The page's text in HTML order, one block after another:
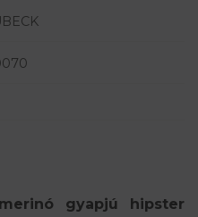
gyapjú hipster